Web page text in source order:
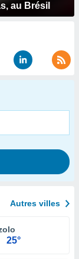
au Brésil
Autres villes
25°